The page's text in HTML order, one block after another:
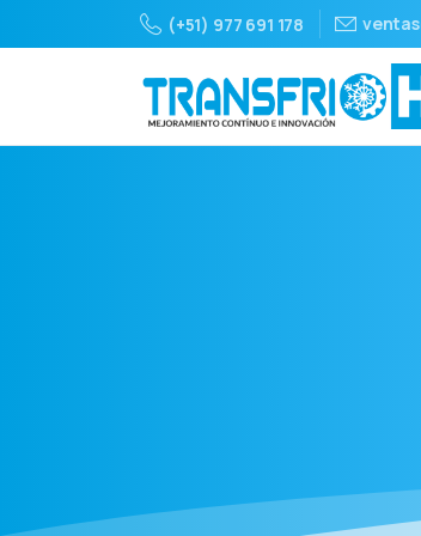
(+51) 977 691 178